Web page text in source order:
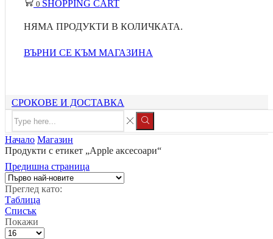
0 SHOPPING CART
НЯМА ПРОДУКТИ В КОЛИЧКАТА.
ВЪРНИ СЕ КЪМ МАГАЗИНА
СРОКОВЕ И ДОСТАВКА
input
Search
Начало Магазин
Продукти с етикет „Apple аксесоари“
Предишна страница
Преглед като:
Таблица
Списък
Покажи
Брой